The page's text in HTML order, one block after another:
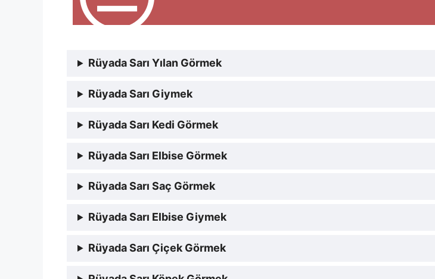
Rüyada Sarı Yılan Görmek
Rüyada Sarı Giymek
Rüyada Sarı Kedi Görmek
Rüyada Sarı Elbise Görmek
Rüyada Sarı Saç Görmek
Rüyada Sarı Elbise Giymek
Rüyada Sarı Çiçek Görmek